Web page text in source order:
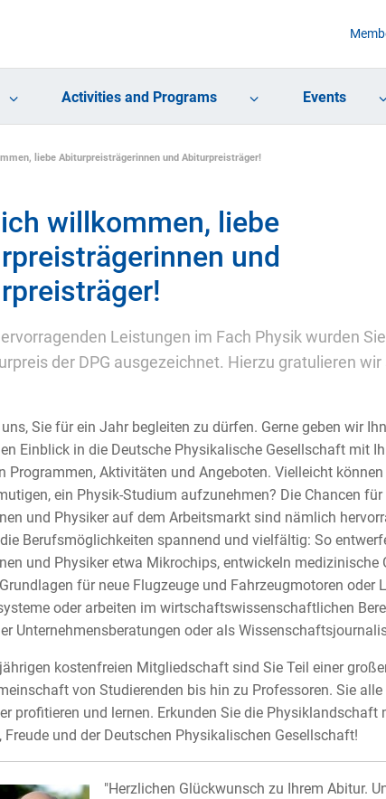
Activities and Programs Events
liebe Abiturpreisträgerinnen und Abiturpreisträger!
willkommen, liebe
und
Leistungen im Fach Physik wurden
der DPG ausgezeichnet. Hierzu gratulieren wir
Sie für ein Jahr begleiten zu dürfen. Gerne geben wir
Einblick in die Deutsche Physikalische Gesellschaft mit
Programmen, Aktivitäten und Angeboten. Vielleicht können
ein Physik-Studium aufzunehmen? Die Chancen für
und Physiker auf dem Arbeitsmarkt sind nämlich
Berufsmöglichkeiten spannend und vielfältig: So
und Physiker etwa Mikrochips, entwickeln medizinische
für neue Flugzeuge und Fahrzeugmotoren oder
oder arbeiten im wirtschaftswissenschaftlichen
Unternehmensberatungen oder als
kostenfreien Mitgliedschaft sind Sie Teil einer
von Studierenden bis hin zu Professoren. Sie alle
profitieren und lernen. Erkunden Sie die Physiklandschaft
Freude und der Deutschen Physikalischen Gesellschaft!
"Herzlichen Glückwunsch zu Ihrem Abitur.